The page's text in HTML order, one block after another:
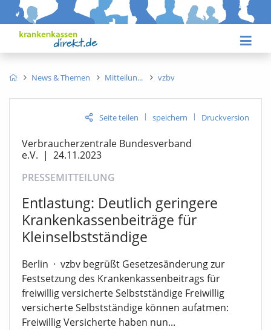
News & Themen Mitteilun vzbv
Seite teilen | speichern | Druckversion
Verbraucherzentrale Bundesverband
e.V. | 24.11.2023
PRESSEMITTEILUNG
Entlastung: Deutlich geringere
Krankenkassenbeiträge für
Kleinselbstständige
Berlin · vzbv begrüßt Gesetzesänderung zur
Festsetzung des Krankenkassenbeitrags für
freiwillig versicherte Selbstständige Freiwillig
versicherte Selbstständige können aufatmen:
Freiwillig Versicherte haben nun...